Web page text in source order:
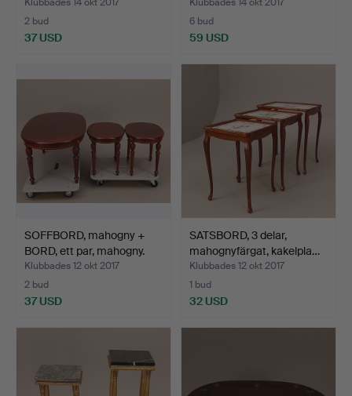
2 bud
37 USD
t…
6 bud
59 USD
SOFFBORD, mahogny +
BORD, ett par, mahogny.
Klubbades 12 okt 2017
2 bud
37 USD
SATSBORD, 3 delar,
mahognyfärgat, kakelpla…
Klubbades 12 okt 2017
1 bud
32 USD